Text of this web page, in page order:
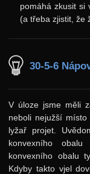
pomáhá zkusit si
(a třeba zjistit, že
30-5-6
V úloze jsme měli
neboli nejužší
lyžař projet.
konvexního
konvexního obalu
Kdyby takto vjel